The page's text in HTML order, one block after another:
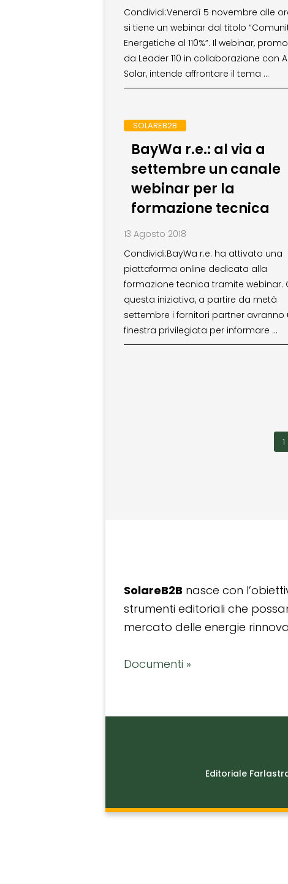
Condividi:Venerdì 5 novembre alle
si tiene un webinar dal titolo
Energetiche al 110%”. Il webinar,
da Leader 110 in collaborazione con
Solar, intende affrontare il tema …
SOLAREB2B
BayWa r.e.: al via a
settembre un canale
webinar per la
formazione tecnica
13 Agosto 2018
Condividi:BayWa r.e. ha attivato una
piattaforma online dedicata alla
formazione tecnica tramite webinar.
questa iniziativa, a partire da metà
settembre i fornitori partner avranno
finestra privilegiata per informare …
1
SolareB2B nasce con
strumenti editoriali che
mercato delle energie
Documenti »
Editoriale